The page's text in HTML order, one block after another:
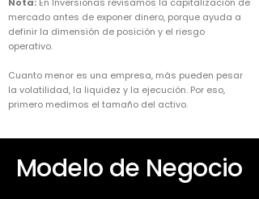
mercado antes de exponer dinero, porque ayuda a
definir la dimensión de posición y el riesgo
operativo.
Cuanto menor es una empresa, más pueden pesar
la volatilidad, la liquidez y la ejecución. Por eso,
primero medimos el tamaño del activo.
Modelo de Negocio